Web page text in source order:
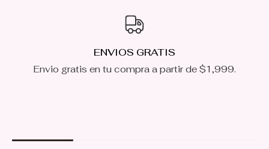
ENVIOS GRATIS
Envio gratis en tu compra a partir de $1,999.